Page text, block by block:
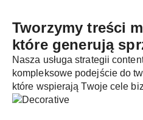
Tworzymy treści
które generują
Nasza usługa strategii
kompleksowe podejście do
które wspierają Twoje cele